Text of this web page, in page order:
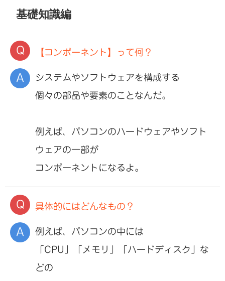
基礎知識編
【コンポーネント】って何？
システムやソフトウェアを構成する
個々の部品や要素のことなんだ。
例えば、パソコンのハードウェアやソフト
ウェアの一部が
コンポーネントになるよ。
具体的にはどんなもの？
例えば、パソコンの中には
「CPU」「メモリ」「ハードディスク」な
どの